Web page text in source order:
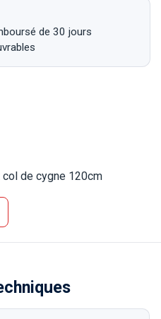
de 30 jours
de cygne 120cm